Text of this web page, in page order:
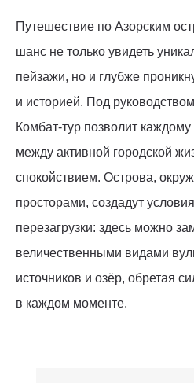
Путешествие по Азорским
шанс не только увидеть
пейзажи, но и глубже
и историей. Под
Комбат-тур позволит
между активной городской
спокойствием. Острова,
просторами, создадут
перезагрузки: здесь можно
величественными видами
источников и озёр, обретая
в каждом моменте.